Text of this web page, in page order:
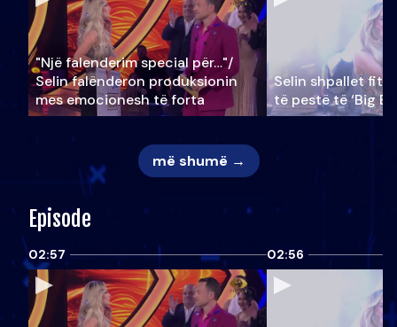
"Një falenderim special për…"/
Selin falënderon produksionin
mes emocionesh të forta
Selin shpallet
të pestë të ‘Big
më shumë →
Episode
02:57 02:56